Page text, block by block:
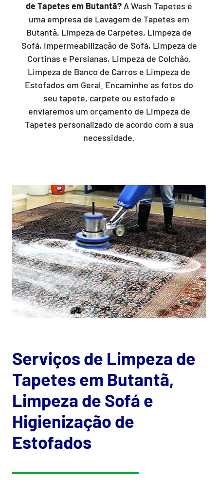
de Tapetes em Butantã? A Wash Tapetes é
uma empresa de Lavagem de Tapetes em
Butantã, Limpeza de Carpetes, Limpeza de
Sofá, Impermeabilização de Sofá, Limpeza de
Cortinas e Persianas, Limpeza de Colchão,
Limpeza de Banco de Carros e Limpeza de
Estofados em Geral. Encaminhe as fotos do
seu tapete, carpete ou estofado e
enviaremos um orçamento de Limpeza de
Tapetes personalizado de acordo com a sua
necessidade.
Serviços de Limpeza de
Tapetes em Butantã,
Limpeza de Sofá e
Higienização de
Estofados